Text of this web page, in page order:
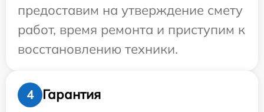
предоставим на утверждение смету
работ, время ремонта и приступим к
восстановлению техники.
4 Гарантия